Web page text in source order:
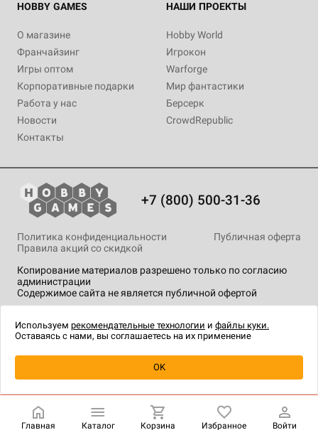
Уведомить о наличии
HOBBY GAMES
О магазине
Франчайзинг
Игры оптом
Корпоративные подарки
Работа у нас
Новости
Контакты
НАШИ ПРОЕКТЫ
Hobby World
Игрокон
Warforge
Мир фантастики
Берсерк
CrowdRepublic
+7 (800) 500-31-36
Копирование материалов разрешено только по согласию
администрации
Содержимое сайта не является публичной офертой
Политика конфиденциальности
Публичная оферта
Правила акций со скидкой
технологии.
Главная Каталог Корзина Избранное Войти
Используем рекомендательные технологии и файлы куки.
Оставаясь с нами, вы соглашаетесь на их применение
OK